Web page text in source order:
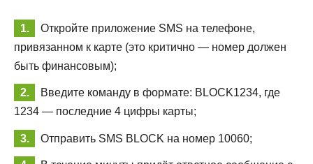
Откройте приложение SMS на телефоне,
привязанном к карте (это критично — номер должен
быть финансовым);
Введите команду в формате: BLOCK1234, где
1234 — последние 4 цифры карты;
Отправить SMS BLOCK на номер 10060;